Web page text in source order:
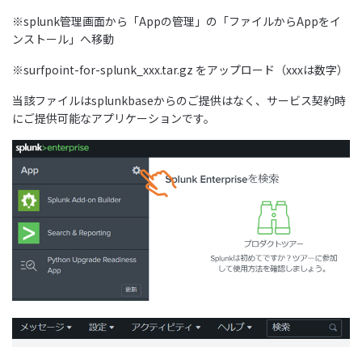
※splunk管理画面から「Appの管理」の「ファイルからAppをイ
ンストール」へ移動
※surfpoint-for-splunk_xxx.tar.gz をアップロード（xxxは数字）
当該ファイルはsplunkbaseからのご提供はなく、サービス契約時
にご提供可能なアプリケーションです。